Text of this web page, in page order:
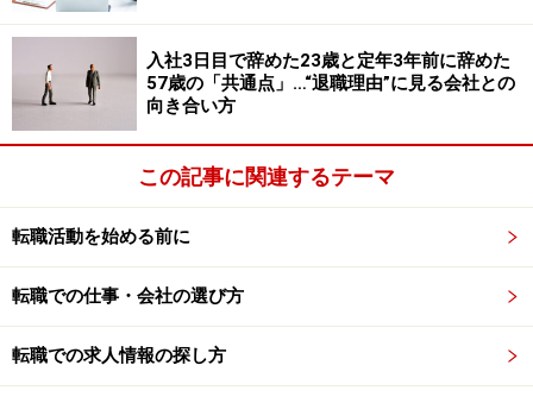
入社3日目で辞めた23歳と定年3年前に辞めた
57歳の「共通点」…“退職理由”に見る会社との
向き合い方
この記事に関連するテーマ
転職活動を始める前に
転職での仕事・会社の選び方
転職での求人情報の探し方